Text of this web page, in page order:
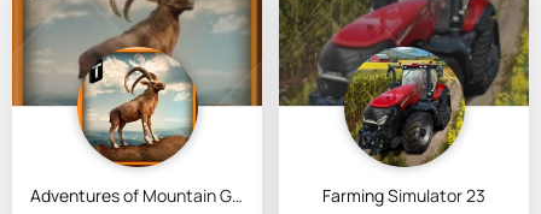
Adventures of Mountain Goat 3D Farming Simulator 23